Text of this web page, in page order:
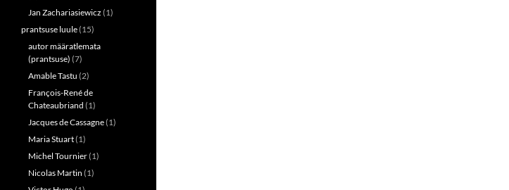
Jan Zachariasiewicz (1)
prantsuse luule(15)
autor määratlemata
(prantsuse) (7)
Amable Tastu (2)
François-René de
Chateaubriand (1)
Jacques de Cassagne(1)
Maria Stuart(1)
Michel Tournier(1)
Nicolas Martin (1)